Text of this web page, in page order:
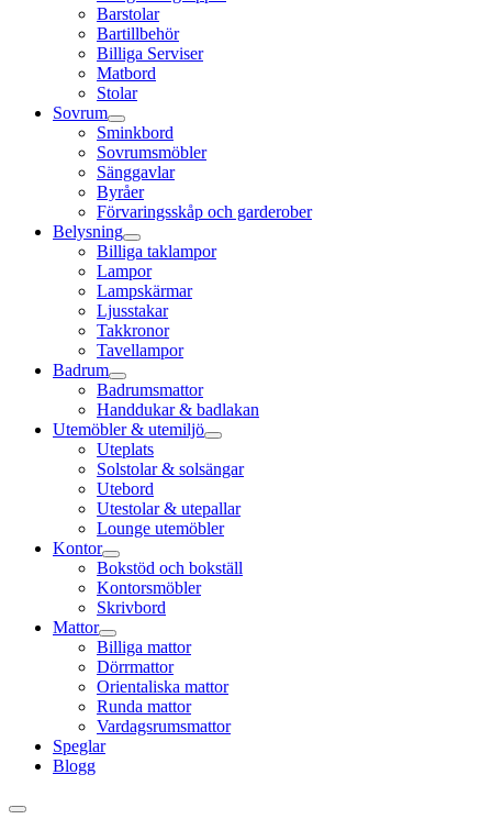
Barstolar
Bartillbehör
Billiga Serviser
Matbord
Stolar
Sovrum
Sminkbord
Sovrumsmöbler
Sänggavlar
Byråer
Förvaringsskåp och garderober
Belysning
Billiga taklampor
Lampor
Lampskärmar
Ljusstakar
Takkronor
Tavellampor
Badrum
Badrumsmattor
Handdukar & badlakan
Utemöbler & utemiljö
Uteplats
Solstolar & solsängar
Utebord
Utestolar & utepallar
Lounge utemöbler
Kontor
Bokstöd och bokställ
Kontorsmöbler
Skrivbord
Mattor
Billiga mattor
Dörrmattor
Orientaliska mattor
Runda mattor
Vardagsrumsmattor
Speglar
Blogg